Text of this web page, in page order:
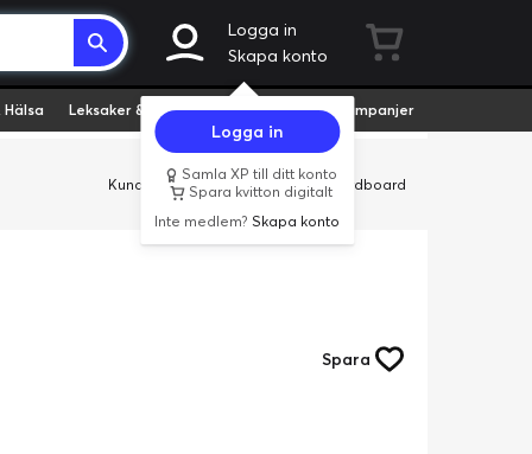
Logga in
Skapa konto
Logga in
Samla XP till ditt konto
Spara kvitton digitalt
Inte medlem?Skapa konto
Hälsa Leksaker & Hobby Fyndvaror Kampanjer
Kundservice Butiker Företag Cardboard
Spara